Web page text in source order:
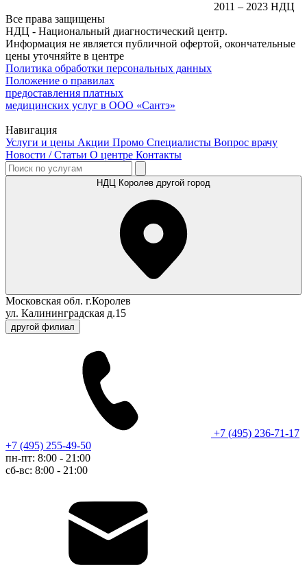
2011 – 2023 НДЦ
Все права защищены
НДЦ - Национальный диагностический центр.
Информация не является публичной офертой, окончательные
цены уточняйте в центре
Политика обработки персональных данных
Положение о правилах
предоставления платных
медицинских услуг в ООО «Сантэ»
Навигация
Услуги и цены Акции Промо Специалисты Вопрос врачу
Новости / Статьи О центре Контакты
НДЦ Королев другой город
Московская обл. г.Королев
ул. Калининградская д.15
другой филиал
+7 (495) 236-71-17
+7 (495) 255-49-50
пн-пт: 8:00 - 21:00
сб-вс: 8:00 - 21:00